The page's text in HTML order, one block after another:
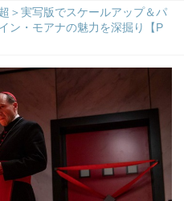
＞実写版でスケールアップ＆パ
ン・モアナの魅力を深掘り【P